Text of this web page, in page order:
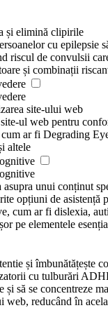
și elimină clipirile
cu epilepsie
riscul de convulsii
și combinații
site-ului web
ul web pentru
ar fi Degrading
altele
asupra unui conținut
opțiuni de asistență
cum ar fi dislexia,
pe elementele
și îmbunătățește
cu tulburări
și să se concentreze
web, reducând în